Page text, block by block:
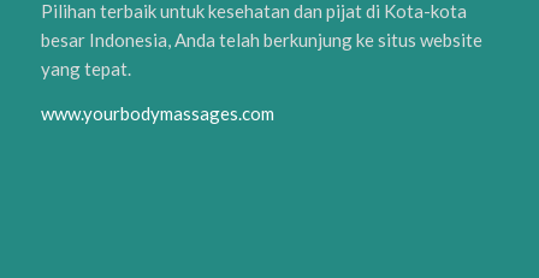
Pilihan terbaik untuk kesehatan dan pijat di Kota-kota
besar Indonesia, Anda telah berkunjung ke situs website
yang tepat.
www.yourbodymassages.com